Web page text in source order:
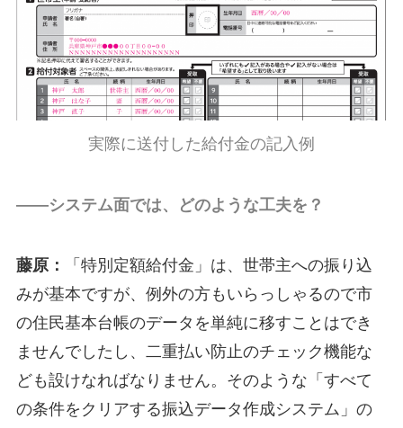
実際に送付した給付金の記入例
――システム面では、どのような工夫を？
藤原：
「特別定額給付金」は、世帯主への振り込
みが基本ですが、例外の方もいらっしゃるので市
の住民基本台帳のデータを単純に移すことはでき
ませんでしたし、二重払い防止のチェック機能な
ども設けなればなりません。そのような「すべて
の条件をクリアする振込データ作成システム」の